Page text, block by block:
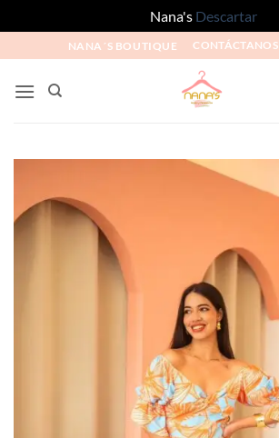
Nana's Descartar
NANA´S BOUTIQUE CONTÁCTANOS